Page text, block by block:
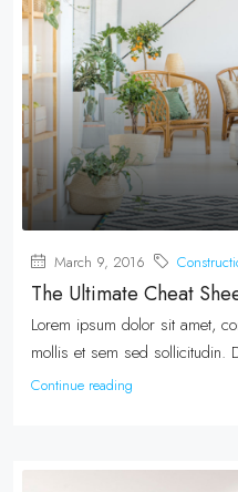
March 9, 2016
The Ultimate Cheat
Lorem ipsum dolor sit amet,
mollis et sem sed sollicitudin.
Continue reading